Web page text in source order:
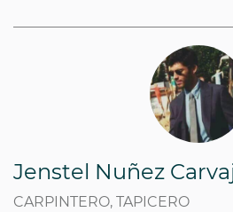
Jenstel Nuñez
CARPINTERO, TAPICERO